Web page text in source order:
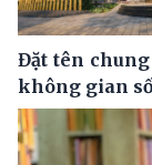
Đặt tên
không gian